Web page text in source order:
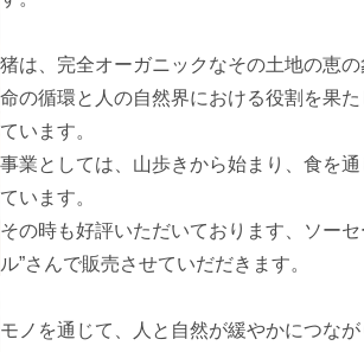
猪は、完全オーガニックなその土地の恵の
命の循環と人の自然界における役割を果
ています。
事業としては、山歩きから始まり、食を
ています。
その時も好評いただいております、ソー
ル”さんで販売させていだだきます。
モノを通じて、人と自然が緩やかにつな